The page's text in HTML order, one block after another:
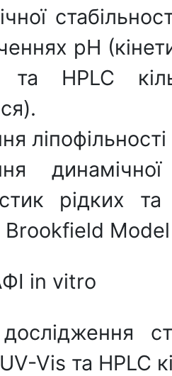
pH
HPLC
рідких
Brookfield
in vitro
дослідження
Vis та HPLC